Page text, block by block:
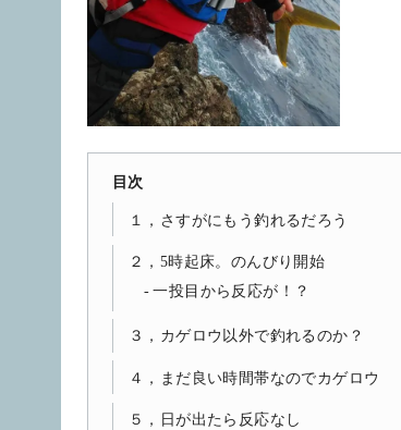
目次
１，さすがにもう釣れるだろう
２，5時起床。のんびり開始
一投目から反応が！？
３，カゲロウ以外で釣れるのか？
４，まだ良い時間帯なのでカゲロウ
５，日が出たら反応なし